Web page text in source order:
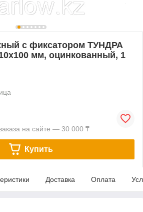
с фиксатором ТУНДРА
мм, оцинкованный, 1
на сайте — 30 000 ₸
Купить
Доставка Оплата